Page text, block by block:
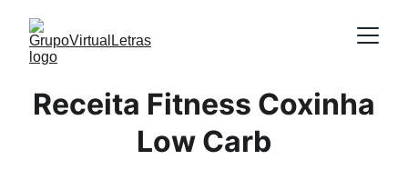
Receita Fitness Coxinha
Low Carb